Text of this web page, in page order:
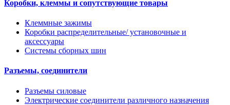
Коробки, клеммы и сопутствующие товары
Клеммные зажимы
Коробки распределительные/ установочные и
аксессуары
Системы сборных шин
Разъемы, соединители
Разъемы силовые
Электрические соединители различного назначения